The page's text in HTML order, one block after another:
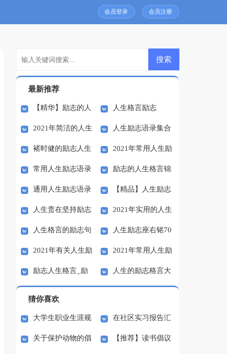
会员登录 会员注册
最新推荐
【精华】励志的人
生格言69条
人生格言励志
2021年简洁的人生
励志语录汇总91句
人生励志语录集合
41条
褚时健的励志人生 2021年常用人生励
志语录48句
常用人生励志语录
锦集88句
励志的人生格言锦
集60句
通用人生励志语录
汇总58句
【精品】人生励志
作文合集八篇
人生贵在坚持励志
的国旗下讲话稿
2021年实用的人生
励志语录集锦55条
人生格言的励志句
子
人生励志座右铭70
句
2021年有关人生励
志语录38条
2021年常用人生励
志语录汇总55条
励志人生格言_励 人生的励志格言大
猜你喜欢
大学生职业生涯规
划大赛的策划书
在社区实习报告汇
总九篇
关于保护动物的倡 【推荐】读书倡议